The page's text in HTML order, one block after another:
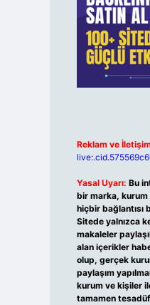
Reklam ve
Yasal Uyarı: Bu
bir marka, kurum
hiçbir bağlantısı
Sitede yalnızca
makaleler
alan içerikler
olup, gerçek
paylaşım
kurum ve kişiler
tamamen